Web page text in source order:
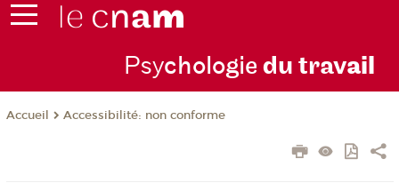
Psychologie du travail
Accueil Accessibilité: non conforme